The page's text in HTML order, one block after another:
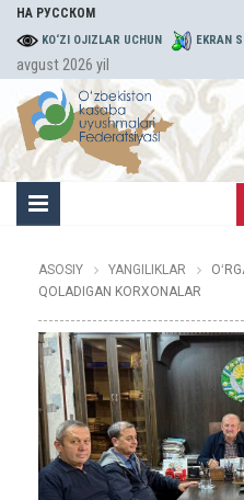
НА РУССКОМ
KO‘ZI OJIZLAR UCHUN EKRAN
avgust 2026 yil
ASOSIY YANGILIKLAR
QOLADIGAN KORXONALAR